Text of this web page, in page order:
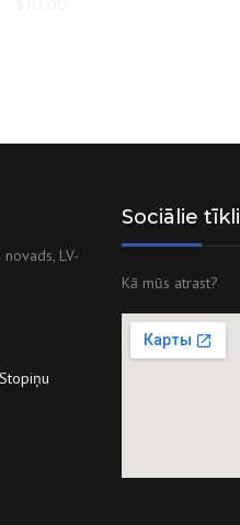
LV-
Sociālie tīkli
Kā mūs atrast?